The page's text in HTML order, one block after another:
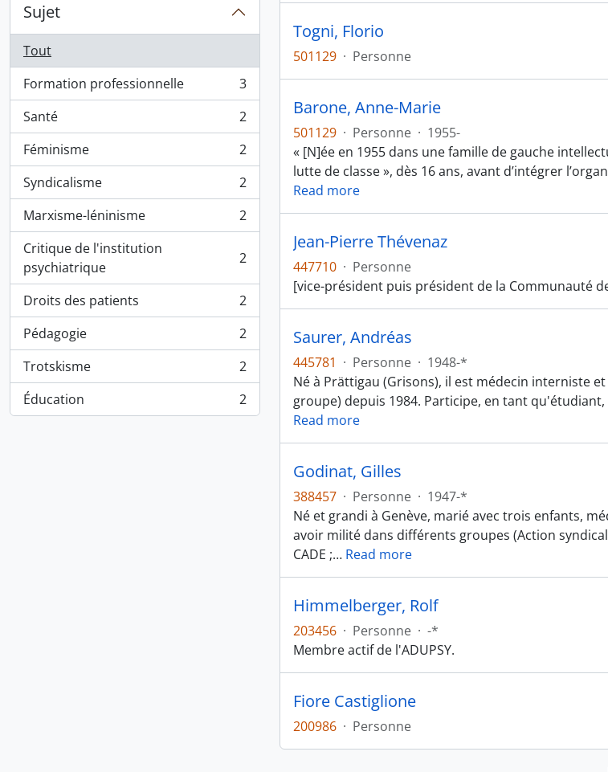
Sujet
Tout
Formation professionnelle
, 3 résultats
3
Santé
, 2 résultats
2
Féminisme
, 2 résultats
2
Syndicalisme
, 2 résultats
2
Marxisme-léninisme
, 2 résultats
2
Critique de l'institution
psychiatrique
, 2 résultats 2
Droits des patients
, 2 résultats
2
Pédagogie
, 2 résultats
2
Trotskisme
, 2 résultats
2
Éducation
, 2 résultats 2
Togni, Florio
501129 · Personne
Barone, Anne-Marie
501129 · Personne · 1955-
« [N]ée en 1955 dans une famille de gauche
lutte de classe », dès 16 ans, avant d’intégrer
Read more
Jean-Pierre Thévenaz
447710 · Personne
[vice-président puis président de la Communauté
Saurer, Andréas
445781 · Personne · 1948-*
Né à Prättigau (Grisons), il est médecin interniste
groupe) depuis 1984. Participe, en tant
Read more
Godinat, Gilles
388457 · Personne · 1947-*
Né et grandi à Genève, marié avec trois enfants,
avoir milité dans différents groupes (Action
CADE ;… Read more
Himmelberger, Rolf
203456 · Personne · -*
Membre actif de l'ADUPSY.
Fiore Castiglione
200986 · Personne